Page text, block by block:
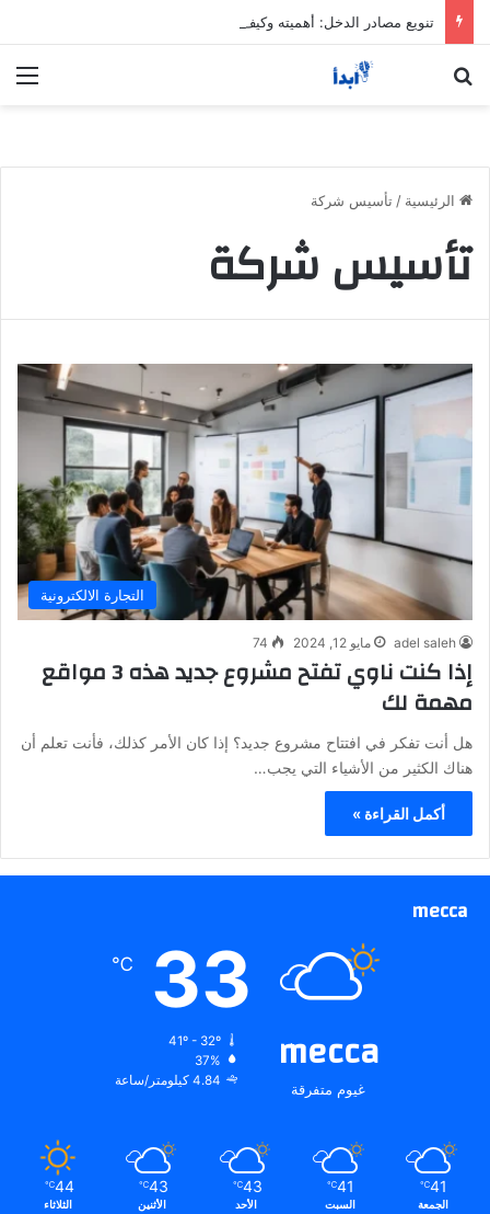
تنويع مصادر الدخل: أهميته وكيف تبدأ خطوة بخطوة
الرئيسية / تأسيس شركة
تأسيس شركة
التجارة الالكترونية
adel saleh مايو 12, 2024 74
إذا كنت ناوي تفتح مشروع جديد هذه 3 مواقع
مهمة لك
هل أنت تفكر في افتتاح مشروع جديد؟ إذا كان الأمر كذلك، فأنت تعلم أن
هناك الكثير من الأشياء التي يجب…
أكمل القراءة »
mecca
mecca
غيوم متفرقة
33
℃
41º - 32º
37%
4.84 كيلومتر/ساعة
41
℃
الجمعة
41
℃
السبت
43
℃
الأحد
43
℃
الأثنين
44
℃
الثلاثاء